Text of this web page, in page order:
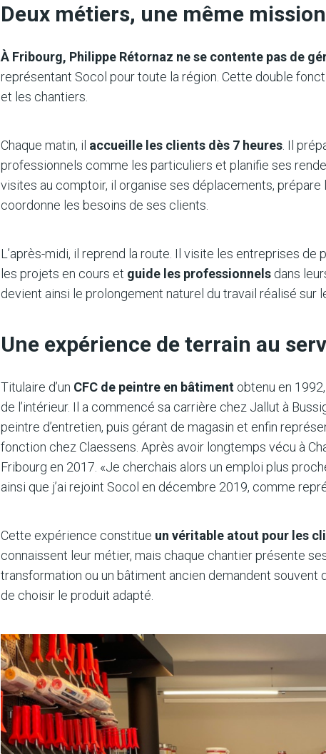
Deux métiers, une même mission
À Fribourg, Philippe Rétornaz ne se contente pas de
représentant Socol pour toute la région. Cette double
et les chantiers.
Chaque matin, il accueille les clients dès 7 heures . Il
professionnels comme les particuliers et planifie ses
visites au comptoir, il organise ses déplacements,
coordonne les besoins de ses clients.
L’après-midi, il reprend la route. Il visite les entreprises de
les projets en cours et guide les professionnels dans
devient ainsi le prolongement naturel du travail réalisé sur
Une expérience de terrain au
Titulaire d’un CFC de peintre en bâtiment obtenu en
de l’intérieur. Il a commencé sa carrière chez Jallut à
peintre d’entretien, puis gérant de magasin et enfin
fonction chez Claessens. Après avoir longtemps vécu à
Fribourg en 2017. «Je cherchais alors un emploi plus
ainsi que j’ai rejoint Socol en décembre 2019, comme
Cette expérience constitue un véritable atout pour les
connaissent leur métier, mais chaque chantier présente
transformation ou un bâtiment ancien demandent souvent
de choisir le produit adapté.